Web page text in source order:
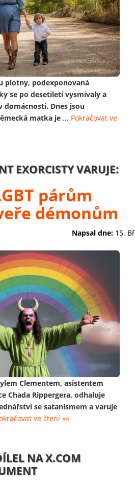
plotny, podexponovaná
se po desetiletí vysmívaly a
Dnes jsou
matka je ... Pokračovat ve
EXORCISTY VARUJE:
párům
démonům
Napsal dne: 15.
Clementem, asistentem
Chada Rippergera, odhaluje
se satanismem a varuje
ve čtení »»
NA X.COM